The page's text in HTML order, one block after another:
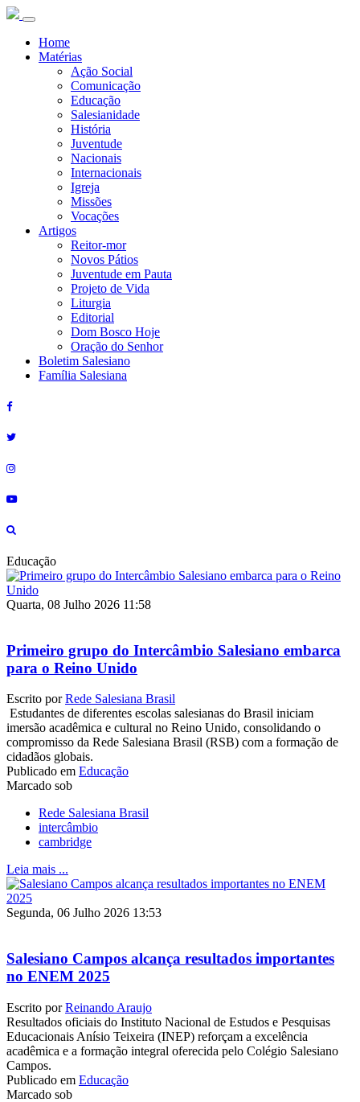
Home
Matérias
Ação Social
Comunicação
Educação
Salesianidade
História
Juventude
Nacionais
Internacionais
Igreja
Missões
Vocações
Artigos
Reitor-mor
Novos Pátios
Juventude em Pauta
Projeto de Vida
Liturgia
Editorial
Dom Bosco Hoje
Oração do Senhor
Boletim Salesiano
Família Salesiana
Educação
Quarta, 08 Julho 2026 11:58
Primeiro grupo do Intercâmbio Salesiano embarca
para o Reino Unido
Escrito porRede Salesiana Brasil
Estudantes de diferentes escolas salesianas do Brasil iniciam
imersão acadêmica e cultural no Reino Unido, consolidando o
compromisso da Rede Salesiana Brasil (RSB) com a formação de
cidadãos globais.
Publicado em Educação
Marcado sob
Rede Salesiana Brasil
intercâmbio
cambridge
Leia mais ...
Segunda, 06 Julho 2026 13:53
Salesiano Campos alcança resultados importantes
no ENEM 2025
Escrito porReinando Araujo
Resultados oficiais do Instituto Nacional de Estudos e Pesquisas
Educacionais Anísio Teixeira (INEP) reforçam a excelência
acadêmica e a formação integral oferecida pelo Colégio Salesiano
Campos.
Publicado em Educação
Marcado sob